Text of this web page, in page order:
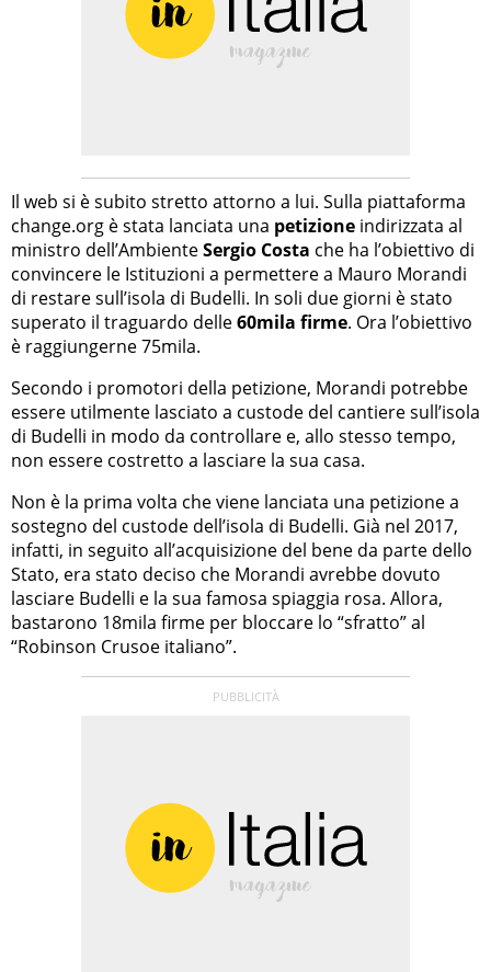
Il web si è subito stretto attorno a lui. Sulla piattaforma
change.org è stata lanciata una petizione indirizzata al
ministro dell’AmbienteSergio Costa che ha l’obiettivo di
convincere le Istituzioni a permettere a Mauro Morandi
di restare sull’isola di Budelli. In soli due giorni è stato
superato il traguardo delle60mila firme. Ora l’obiettivo
è raggiungerne 75mila.
Secondo i promotori della petizione, Morandi potrebbe
essere utilmente lasciato a custode del cantiere sull’isola
di Budelli in modo da controllare e, allo stesso tempo,
non essere costretto a lasciare la sua casa.
Non è la prima volta che viene lanciata una petizione a
sostegno del custode dell’isola di Budelli. Già nel 2017,
infatti, in seguito all’acquisizione del bene da parte dello
Stato, era stato deciso che Morandi avrebbe dovuto
lasciare Budelli e la sua famosa spiaggia rosa. Allora,
bastarono 18mila firme per bloccare lo “sfratto” al
“Robinson Crusoe italiano”.